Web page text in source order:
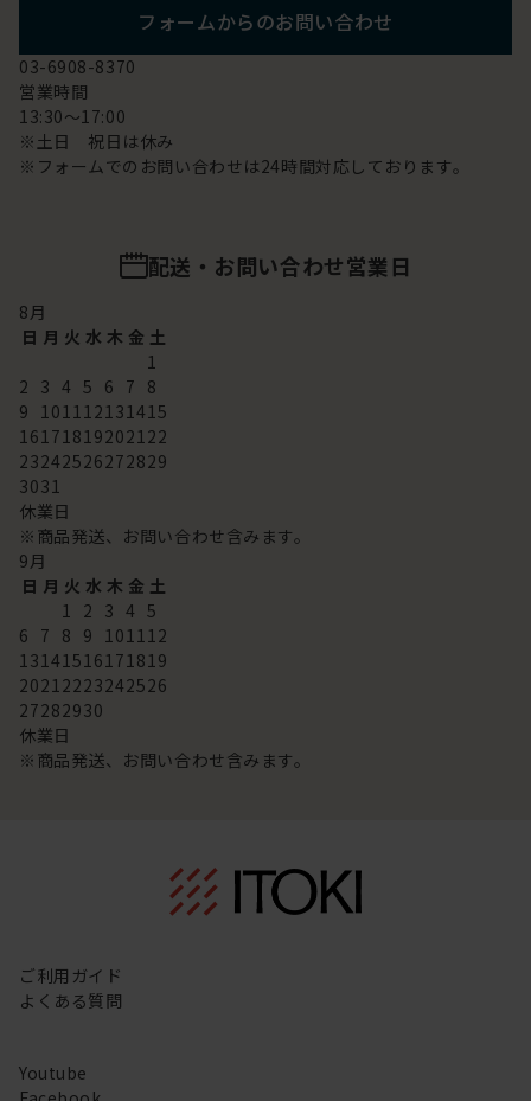
フォームからのお問い合わせ
03-6908-8370
営業時間
13:30～17:00
※土日 祝日は休み
※フォームでのお問い合わせは24時間対応しております。
配送・お問い合わせ営業日
8 月
日 月 火 水 木 金 土
1
2 3 4 5 6 7 8
9
10 11 12 13 14 15
16 17 18 192021 22
23242526272829
3031
休業日
※商品発送、お問い合わせ含みます。
9 月
日 月 火 水 木 金 土
1
2 3 4 5
6 7 8 9 10 11 12
13 14 15 16 17 18 19
2021 2223242526
27282930
休業日
※商品発送、お問い合わせ含みます。
ご利用ガイド
よくある質問
Youtube